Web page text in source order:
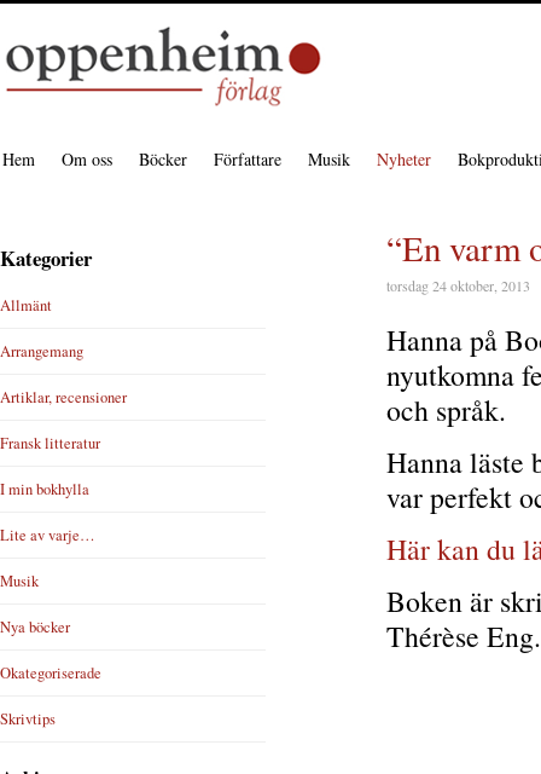
Hem Om oss Böcker Författare Musik Nyheter
“En varm
torsdag 24 oktober, 2013
Hanna på
nyutkomna
och språk.
Hanna läste
var perfekt
Här kan du
Boken är
Thérèse Eng.
Kategorier
Allmänt
Arrangemang
Artiklar, recensioner
Fransk litteratur
I min bokhylla
Lite av varje…
Musik
Nya böcker
Okategoriserade
Skrivtips